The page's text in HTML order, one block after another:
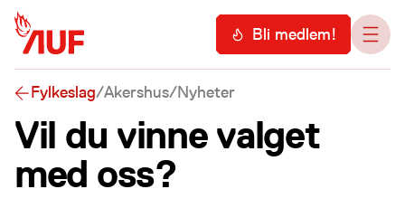
Hopp til hovedinnhold MenyBli medlem!
Fylkeslag/Akershus/Nyheter
Vil du vinne valget
med oss?